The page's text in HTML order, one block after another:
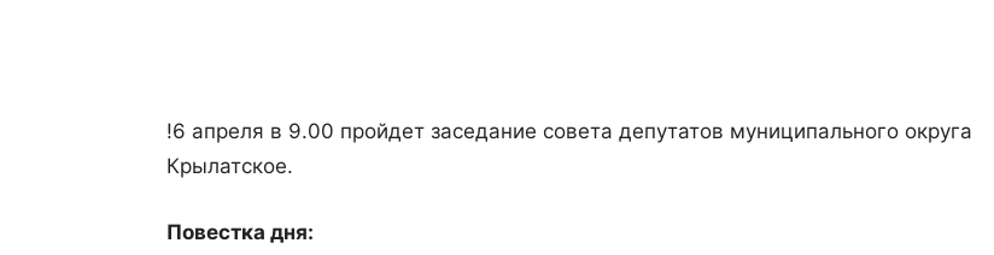
!6 апреля в 9.00 пройдет заседание совета депутатов муниципального округа
Крылатское.
Повестка дня: